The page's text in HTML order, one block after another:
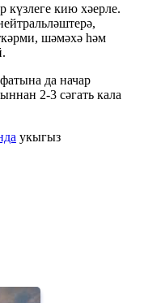
күзлеге кию хәерле.
шәмәхә һәм
да начар
2-3 сәгать кала
укыгыз